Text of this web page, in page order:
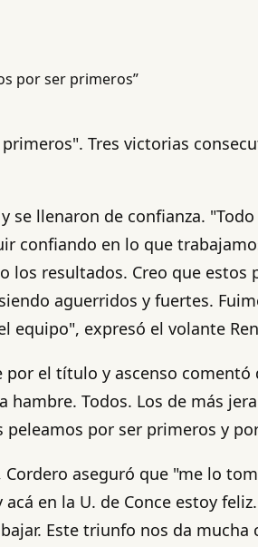
Tres victorias
llenaron de confianza.
confiando en lo que
resultados. Creo que
aguerridos y fuertes.
equipo", expresó el volante
el título y ascenso
Todos. Los de más
por ser primeros y
aseguró que "me lo
en la U. de Conce estoy
Este triunfo nos da